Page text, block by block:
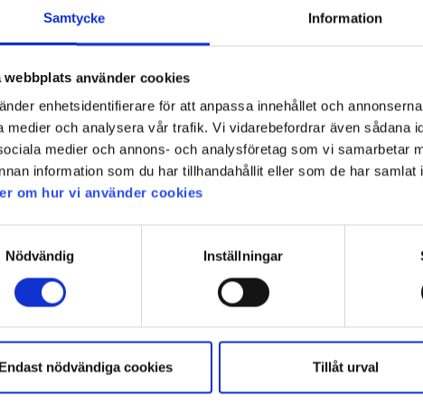
Samtycke Information
webbplats använder cookies
enhetsidentifierare för att anpassa innehållet och
medier och analysera vår trafik. Vi vidarebefordrar även sådana
medier och annons- och analysföretag som vi samarbetar
information som du har tillhandahållit eller som de har
om hur vi använder cookies
Nödvändig
Inställningar
Endast nödvändiga cookies Tillåt urval
4.5 5:sta tähdestä
1677 4.6 5:sta tähdestä
2505